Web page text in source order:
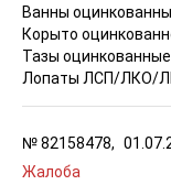
Ванны
Корыто
Тазы
Лопаты ЛСП/ЛКО/
№82158478,
Жалоба